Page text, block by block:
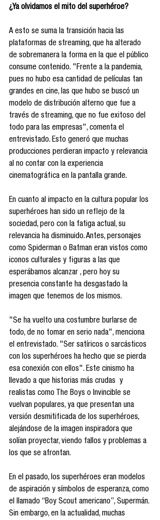
¿Ya olvidamos el mito del superhéroe?
A esto se suma la transición hacia las
plataformas de streaming, que ha alterado
de sobremanera la forma en la que el público
consume contenido. "Frente a la pandemia,
pues no hubo esa cantidad de películas tan
grandes en cine, las que hubo se buscó un
modelo de distribución alterno que fue a
través de streaming, que no fue exitoso del
todo para las empresas", comenta el
entrevistado. Esto generó que muchas
producciones perdieran impacto y relevancia
al no contar con la experiencia
cinematográfica en la pantalla grande.
En cuanto al impacto en la cultura popular los
superhéroes han sido un reflejo de la
sociedad, pero con la fatiga actual, su
relevancia ha disminuido. Antes, personajes
como Spiderman o Batman eran vistos como
iconos culturales y figuras a las que
esperábamos alcanzar , pero hoy su
presencia constante ha desgastado la
imagen que tenemos de los mismos.
"Se ha vuelto una costumbre burlarse de
todo, de no tomar en serio nada", menciona
el entrevistado. "Ser satíricos o sarcásticos
con los superhéroes ha hecho que se pierda
esa conexión con ellos". Este cinismo ha
llevado a que historias más crudas  y
realistas como The Boys o Invincible se
vuelvan populares, ya que presentan una
versión desmitificada de los superhéroes,
alejándose de la imagen inspiradora que
solían proyectar, viendo fallos y problemas a
los que se afrontan.
En el pasado, los superhéroes eran modelos
de aspiración y símbolos de esperanza, como
el llamado “Boy Scout americano”, Supermán.
Sin embargo, en la actualidad, muchas